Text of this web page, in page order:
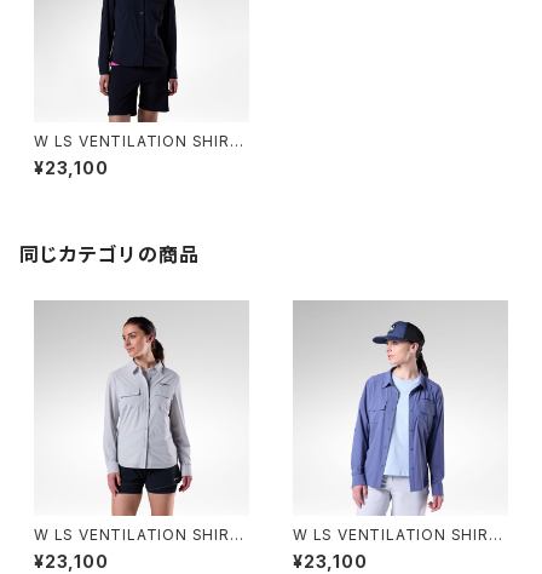
W LS VENTILATION SHIRT
- 200 BLACK
¥23,100
同じカテゴリの商品
W LS VENTILATION SHIRT
- 225 LIGHT GREY
¥23,100
W LS VENTILATION SHIRT
- A02 TRUE NIGHT BLUE
¥23,100